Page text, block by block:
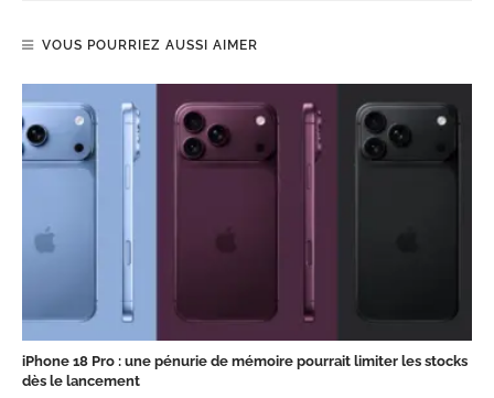
VOUS POURRIEZ AUSSI AIMER
iPhone 18 Pro : une pénurie de mémoire pourrait limiter les stocks
dès le lancement